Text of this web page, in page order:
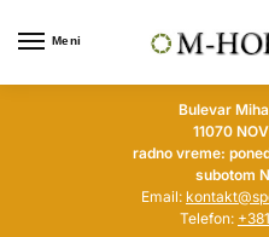
Meni
Bulevar
11070
radno vreme:
subotom
Email:
Telefon: